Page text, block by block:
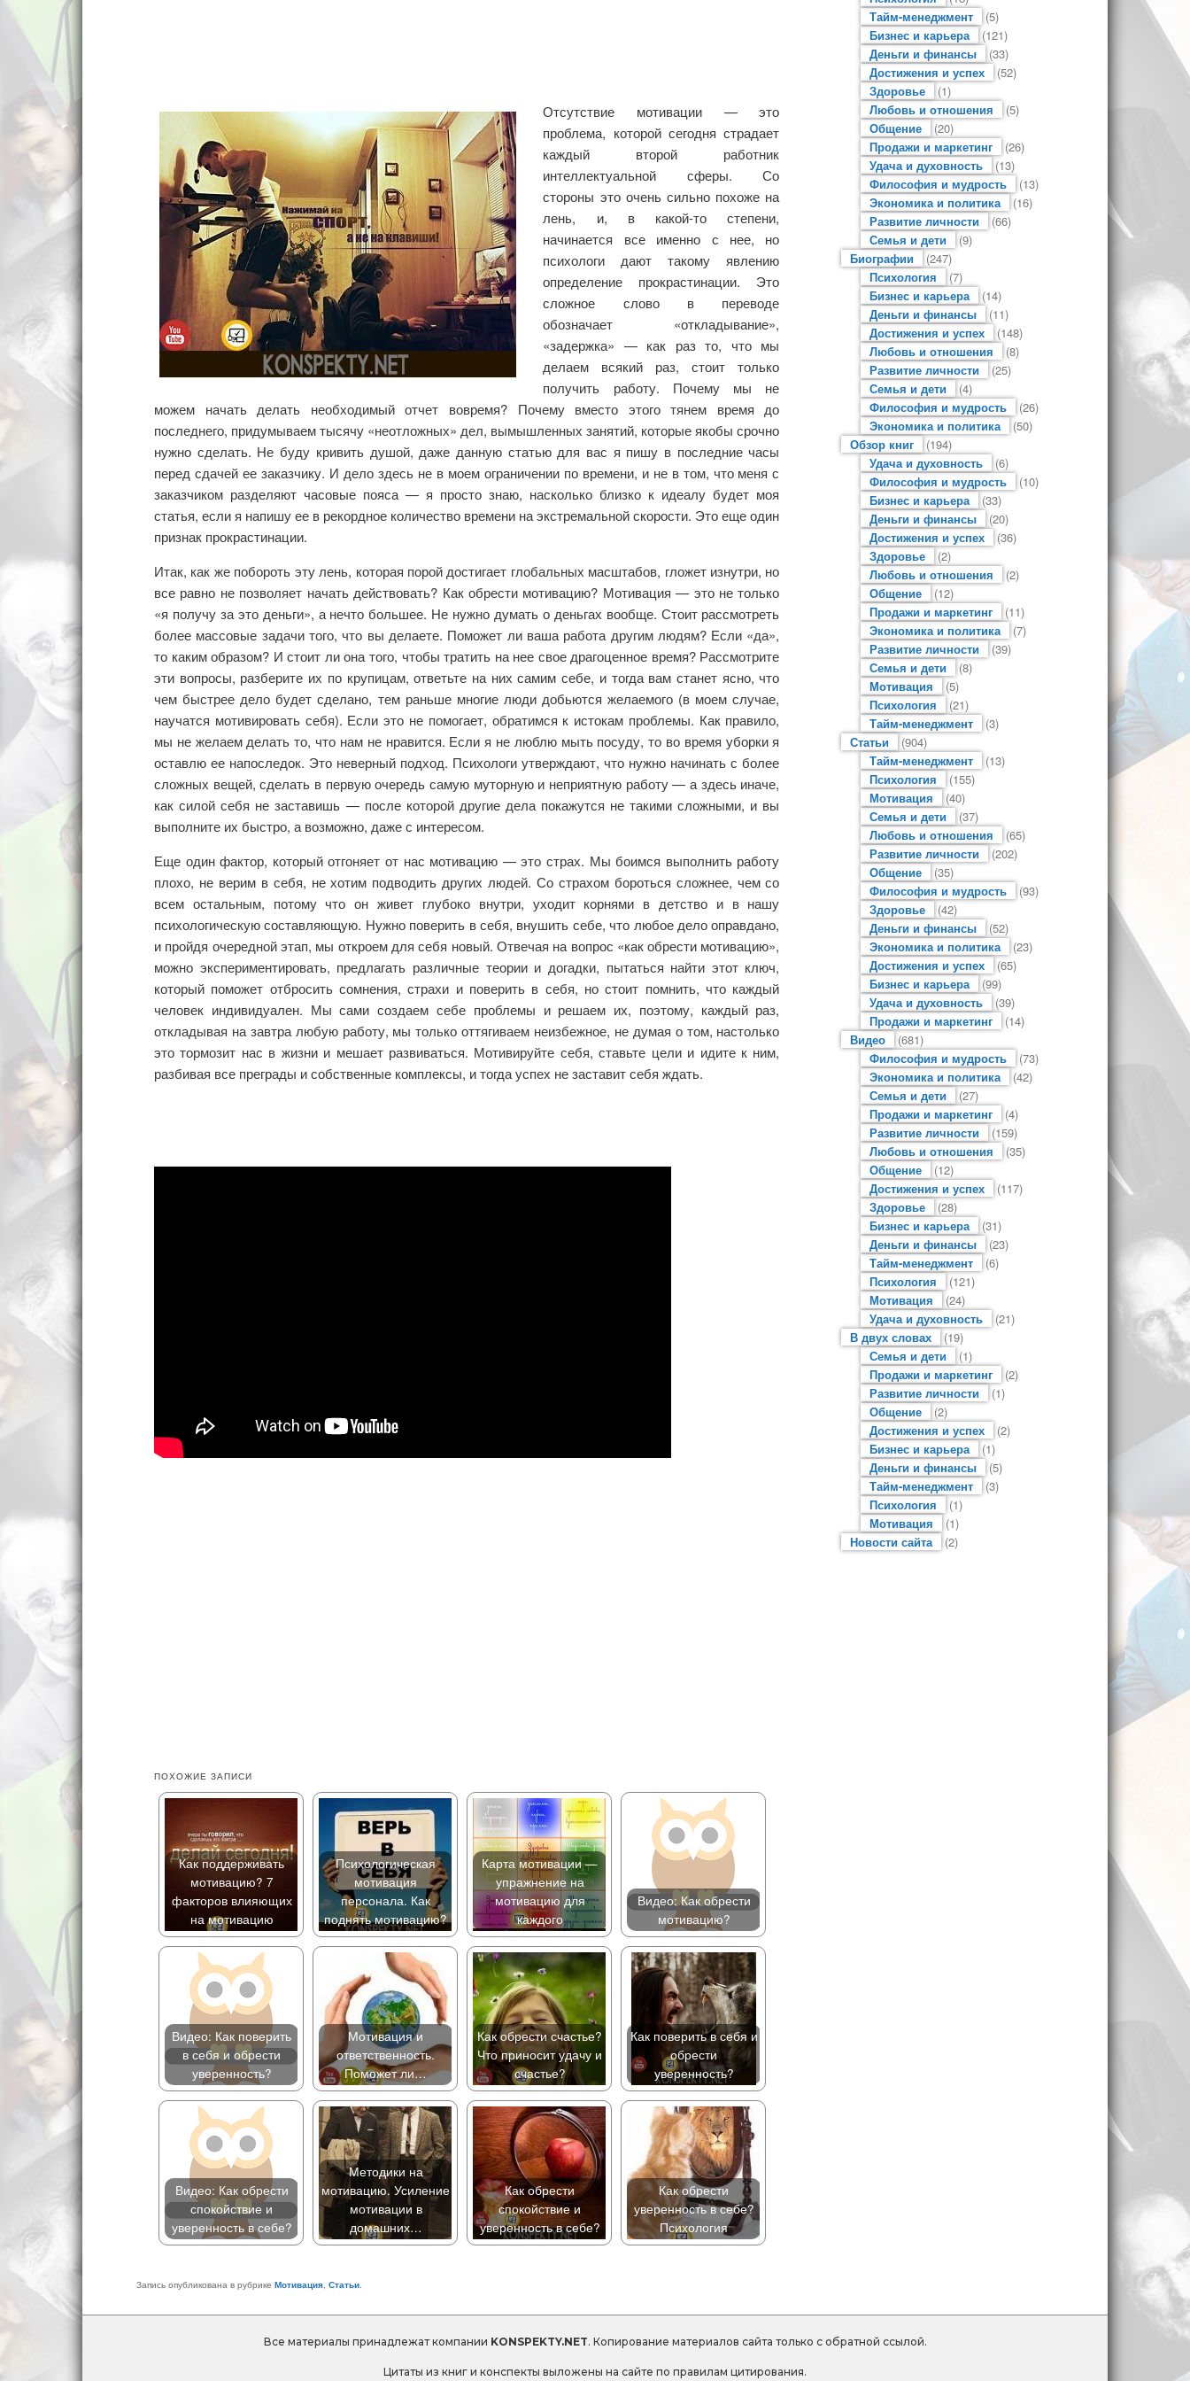
Отсутствие мотивации — это
проблема, которой сегодня страдает
каждый второй работник
интеллектуальной сферы. Со
стороны это очень сильно похоже на
лень, и, в какой-то степени,
начинается все именно с нее, но
психологи дают такому явлению
определение прокрастинации. Это
сложное слово в переводе
обозначает «откладывание»,
«задержка» — как раз то, что мы
делаем всякий раз, стоит только
получить работу. Почему мы не
можем начать делать необходимый отчет вовремя? Почему вместо этого тянем время до
последнего, придумываем тысячу «неотложных» дел, вымышленных занятий, которые якобы срочно
нужно сделать. Не буду кривить душой, даже данную статью для вас я пишу в последние часы
перед сдачей ее заказчику. И дело здесь не в моем ограничении по времени, и не в том, что меня с
заказчиком разделяют часовые пояса — я просто знаю, насколько близко к идеалу будет моя
статья, если я напишу ее в рекордное количество времени на экстремальной скорости. Это еще один
признак прокрастинации.
Итак, как же побороть эту лень, которая порой достигает глобальных масштабов, гложет изнутри, но
все равно не позволяет начать действовать? Как обрести мотивацию? Мотивация — это не только
«я получу за это деньги», а нечто большее. Не нужно думать о деньгах вообще. Стоит рассмотреть
более массовые задачи того, что вы делаете. Поможет ли ваша работа другим людям? Если «да»,
то каким образом? И стоит ли она того, чтобы тратить на нее свое драгоценное время? Рассмотрите
эти вопросы, разберите их по крупицам, ответьте на них самим себе, и тогда вам станет ясно, что
чем быстрее дело будет сделано, тем раньше многие люди добьются желаемого (в моем случае,
научатся мотивировать себя). Если это не помогает, обратимся к истокам проблемы. Как правило,
мы не желаем делать то, что нам не нравится. Если я не люблю мыть посуду, то во время уборки я
оставлю ее напоследок. Это неверный подход. Психологи утверждают, что нужно начинать с более
сложных вещей, сделать в первую очередь самую муторную и неприятную работу — а здесь иначе,
как силой себя не заставишь — после которой другие дела покажутся не такими сложными, и вы
выполните их быстро, а возможно, даже с интересом.
Еще один фактор, который отгоняет от нас мотивацию — это страх. Мы боимся выполнить работу
плохо, не верим в себя, не хотим подводить других людей. Со страхом бороться сложнее, чем со
всем остальным, потому что он живет глубоко внутри, уходит корнями в детство и в нашу
психологическую составляющую. Нужно поверить в себя, внушить себе, что любое дело оправдано,
и пройдя очередной этап, мы откроем для себя новый. Отвечая на вопрос «как обрести мотивацию»,
можно экспериментировать, предлагать различные теории и догадки, пытаться найти этот ключ,
который поможет отбросить сомнения, страхи и поверить в себя, но стоит помнить, что каждый
человек индивидуален. Мы сами создаем себе проблемы и решаем их, поэтому, каждый раз,
откладывая на завтра любую работу, мы только оттягиваем неизбежное, не думая о том, настолько
это тормозит нас в жизни и мешает развиваться. Мотивируйте себя, ставьте цели и идите к ним,
разбивая все преграды и собственные комплексы, и тогда успех не заставит себя ждать.
ПОХОЖИЕ ЗАПИСИ
Как поддерживать
мотивацию? 7
факторов влияющих
на мотивацию
Психологическая
мотивация
персонала. Как
поднять мотивацию?
Карта мотивации —
упражнение на
мотивацию для
каждого
Видео: Как обрести
мотивацию?
Видео: Как поверить
в себя и обрести
уверенность?
Мотивация и
ответственность.
Поможет ли…
Как обрести счастье?
Что приносит удачу и
счастье?
Как поверить в себя и
обрести
уверенность?
Видео: Как обрести
спокойствие и
уверенность в себе?
Методики на
мотивацию. Усиление
мотивации в
домашних…
Как обрести
спокойствие и
уверенность в себе?
Как обрести
уверенность в себе?
Психология
Запись опубликована в рубрикеМотивация,Статьи.
Тайм-менеджмент
(5)
Бизнес и карьера
(121)
Деньги и финансы
(33)
Достижения и успех
(52)
Здоровье
(1)
Любовь и отношения
(5)
Общение
(20)
Продажи и маркетинг
(26)
Удача и духовность
(13)
Философия и мудрость
(13)
Экономика и политика
(16)
Развитие личности
(66)
Семья и дети
(9)
Биографии
(247)
Психология
(7)
Бизнес и карьера
(14)
Деньги и финансы
(11)
Достижения и успех
(148)
Любовь и отношения
(8)
Развитие личности
(25)
Семья и дети
(4)
Философия и мудрость
(26)
Экономика и политика
(50)
Обзор книг
(194)
Удача и духовность
(6)
Философия и мудрость
(10)
Бизнес и карьера
(33)
Деньги и финансы
(20)
Достижения и успех
(36)
Здоровье
(2)
Любовь и отношения
(2)
Общение
(12)
Продажи и маркетинг
(11)
Экономика и политика
(7)
Развитие личности
(39)
Семья и дети
(8)
Мотивация
(5)
Психология
(21)
Тайм-менеджмент
(3)
Статьи
(904)
Тайм-менеджмент
(13)
Психология
(155)
Мотивация
(40)
Семья и дети
(37)
Любовь и отношения
(65)
Развитие личности
(202)
Общение
(35)
Философия и мудрость
(93)
Здоровье
(42)
Деньги и финансы
(52)
Экономика и политика
(23)
Достижения и успех
(65)
Бизнес и карьера
(99)
Удача и духовность
(39)
Продажи и маркетинг
(14)
Видео
(681)
Философия и мудрость
(73)
Экономика и политика
(42)
Семья и дети
(27)
Продажи и маркетинг
(4)
Развитие личности
(159)
Любовь и отношения
(35)
Общение
(12)
Достижения и успех
(117)
Здоровье
(28)
Бизнес и карьера
(31)
Деньги и финансы
(23)
Тайм-менеджмент
(6)
Психология
(121)
Мотивация
(24)
Удача и духовность
(21)
В двух словах
(19)
Семья и дети
(1)
Продажи и маркетинг
(2)
Развитие личности
(1)
Общение
(2)
Достижения и успех
(2)
Бизнес и карьера
(1)
Деньги и финансы
(5)
Тайм-менеджмент
(3)
Психология
(1)
Мотивация
(1)
Новости сайта
(2)
Все материалы принадлежат компании KONSPEKTY.NET. Копирование материалов сайта только с обратной ссылой.
Цитаты из книг и конспекты выложены на сайте по правилам цитирования.